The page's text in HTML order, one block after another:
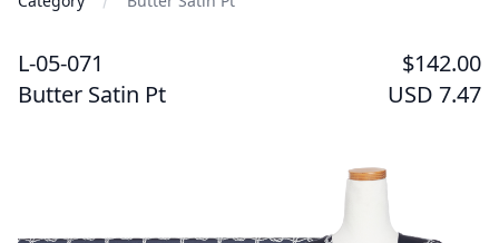
L-05-071
$142.00
Butter Satin Pt
USD 7.47